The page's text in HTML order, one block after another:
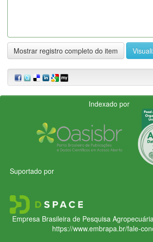
Mostrar registro completo do item
Indexado por
Suportado por
Empresa Brasileira de Pesquisa
https://www.embrapa.br/fale-